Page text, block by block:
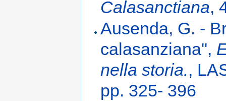
Calasanctiana,
Ausenda, G. -
calasanziana",
nella storia.,
pp. 325- 396